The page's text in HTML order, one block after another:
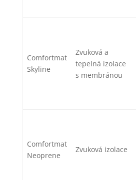
Comfortmat
Skyline
Zvuková a
tepelná izolace
s membránou
Comfortmat
Neoprene
Zvuková izolace